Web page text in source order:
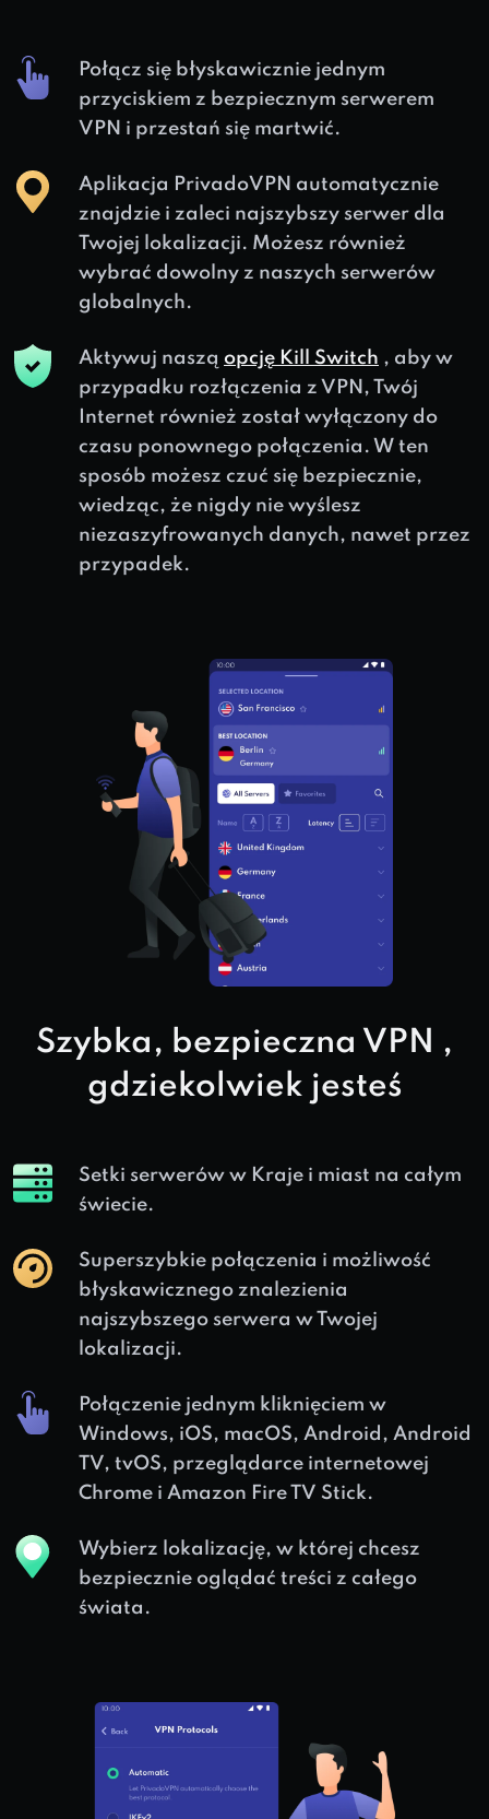
Połącz się błyskawicznie jednym
przyciskiem z bezpiecznym serwerem
VPN i przestań się martwić.
Aplikacja PrivadoVPN automatycznie
znajdzie i zaleci najszybszy serwer dla
Twojej lokalizacji. Możesz również
wybrać dowolny z naszych serwerów
globalnych.
Aktywuj naszą opcję Kill Switch , aby w
przypadku rozłączenia z VPN, Twój
Internet również został wyłączony do
czasu ponownego połączenia. W ten
sposób możesz czuć się bezpiecznie,
wiedząc, że nigdy nie wyślesz
niezaszyfrowanych danych, nawet przez
przypadek.
Szybka, bezpieczna VPN ,
gdziekolwiek jesteś
Setki serwerów w Kraje i miast na całym
świecie.
Superszybkie połączenia i możliwość
błyskawicznego znalezienia
najszybszego serwera w Twojej
lokalizacji.
Połączenie jednym kliknięciem w
Windows, iOS, macOS, Android, Android
TV, tvOS, przeglądarce internetowej
Chrome i Amazon Fire TV Stick.
Wybierz lokalizację, w której chcesz
bezpiecznie oglądać treści z całego
świata.